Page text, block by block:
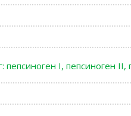
пепсиноген I, пепсиноген